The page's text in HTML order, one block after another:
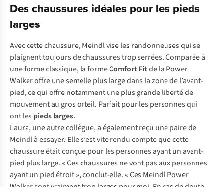
Des chaussures idéales pour les pieds
larges
Avec cette chaussure, Meindl vise les randonneuses qui se
plaignent toujours de chaussures trop serrées. Comparée à
une forme classique, la formeComfort Fitde la Power
Walker offre une semelle plus large dans la zone de l’avant-
pied, ce qui offre notamment une plus grande liberté de
mouvement au gros orteil. Parfait pour les personnes qui
ont les pieds larges.
Laura, une autre collègue, a également reçu une paire de
Meindl à essayer. Elle s’est vite rendu compte que cette
chaussure était conçue pour les personnes ayant un avant-
pied plus large. « Ces chaussures ne vont pas aux personnes
ayant un pied étroit », conclut-elle. « Ces Meindl Power